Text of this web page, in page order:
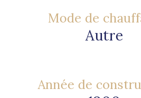
Mode de
Autre
Année de